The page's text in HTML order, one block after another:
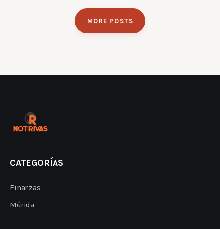
MORE POSTS
CATEGORÍAS
Finanzas
Mérida